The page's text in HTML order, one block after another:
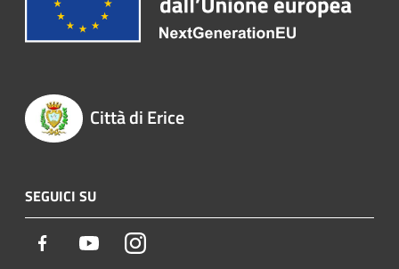
Città di Erice
SEGUICI SU
Facebook YoutubeInstagram